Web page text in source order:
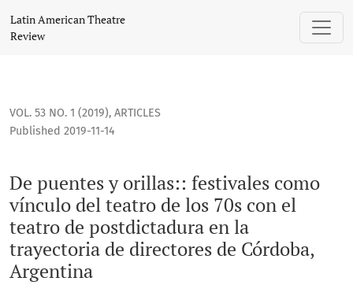
De puentes y orillas:: festivales como vínculo del teatro
Latin American Theatre
Review
VOL. 53 NO. 1 (2019), ARTICLES
De puentes y orillas:: festivales como
vínculo del teatro de los 70s con el
teatro de postdictadura en la
trayectoria de directores de Córdoba,
Argentina
Published 2019-11-14